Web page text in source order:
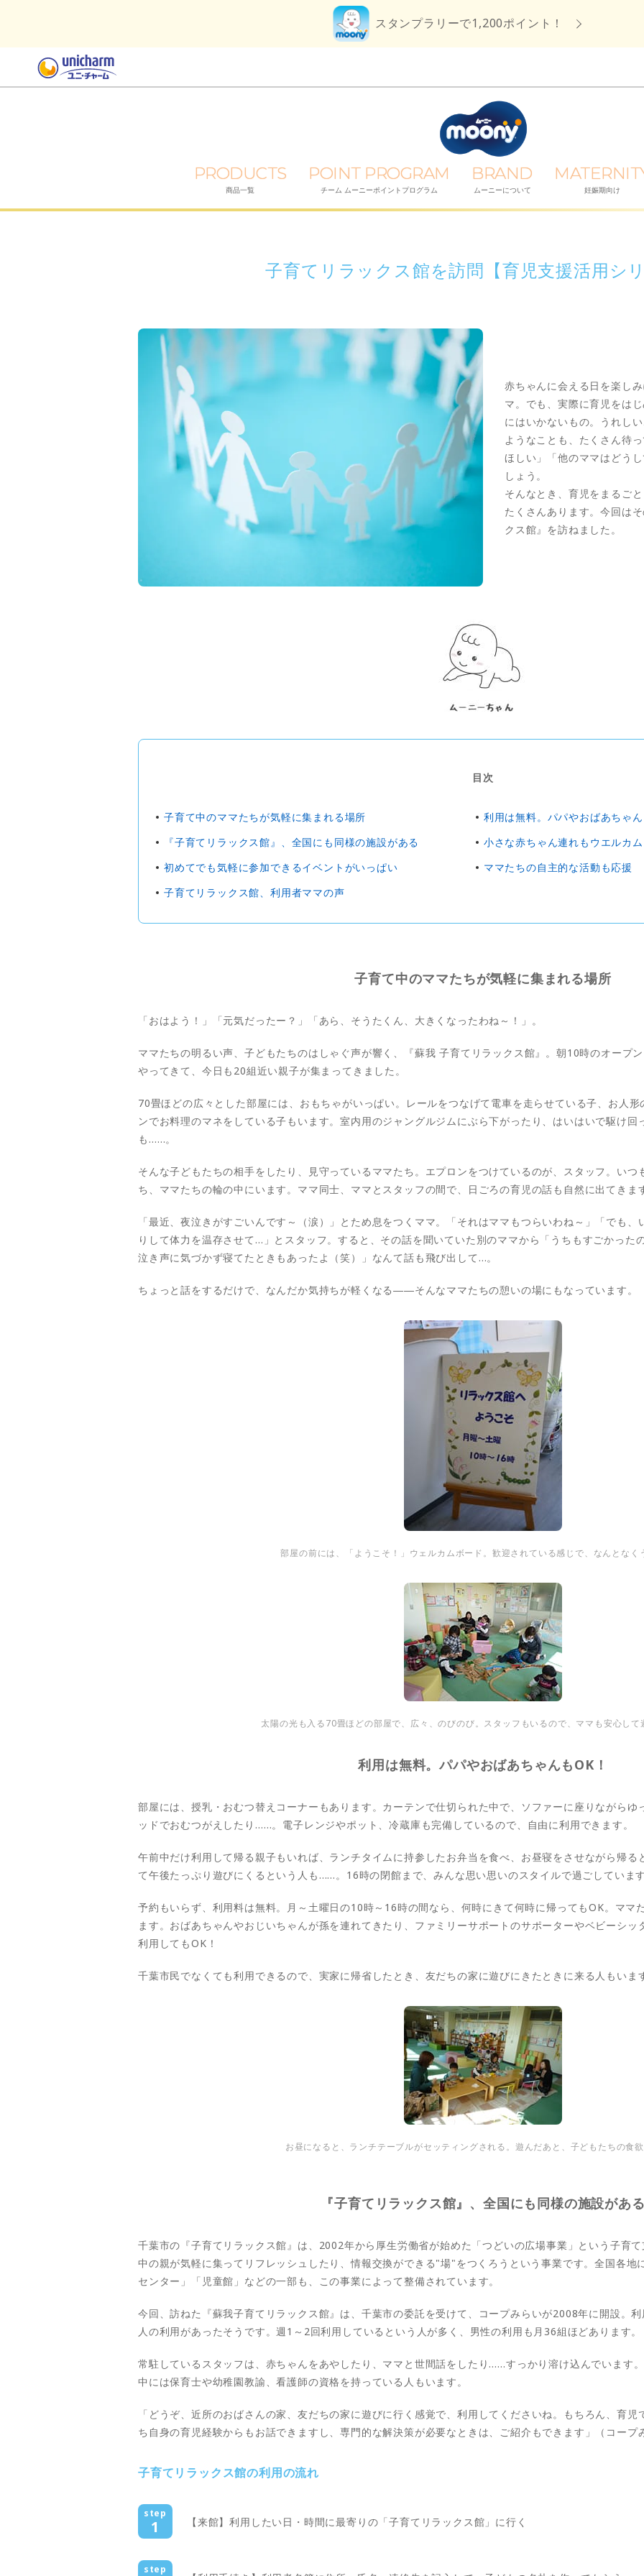
スタンプラリーで1,200ポイント！
PRODUCTS
商品一覧
POINT PROGRAM
チーム ムーニーポイントプログラム
BRAND
ムーニーについて 妊娠期向け
子育てリラックス館を訪問【育児支援活用シ
赤ちゃんに会える日を楽し
マ。でも、実際に育児をは
にはいかないもの。うれし
ようなことも、たくさん待
ほしい」「他のママはどう
しょう。
そんなとき、育児をまるご
たくさんあります。今回は
クス館』を訪ねました。
目次
子育て中のママたちが気軽に集まれる場所
利用は無料。パパやおばあちゃ
『子育てリラックス館』、全国にも同様の施設がある
小さな赤ちゃん連れもウエルカム
初めてでも気軽に参加できるイベントがいっぱい
ママたちの自主的な活動も応援
子育てリラックス館、利用者ママの声
子育て中のママたちが気軽に集まれる場所
「おはよう！」「元気だったー？」「あら、そうたくん、大きくなったわね～！」。
ママたちの明るい声、子どもたちのはしゃぐ声が響く、『蘇我 子育てリラックス館』。朝10時のオープ
やってきて、今日も20組近い親子が集まってきました。
70畳ほどの広々とした部屋には、おもちゃがいっぱい。レールをつなげて電車を走らせている子、お人
ンでお料理のマネをしている子もいます。室内用のジャングルジムにぶら下がったり、はいはいで駆け
も……。
そんな子どもたちの相手をしたり、見守っているママたち。エプロンをつけているのが、スタッフ。い
ち、ママたちの輪の中にいます。ママ同士、ママとスタッフの間で、日ごろの育児の話も自然に出てきま
「最近、夜泣きがすごいんです～（涙）」とため息をつくママ。「それはママもつらいわね～」「でも
りして体力を温存させて…」とスタッフ。すると、その話を聞いていた別のママから「うちもすごかった
泣き声に気づかず寝てたときもあったよ（笑）」なんて話も飛び出して…。
ちょっと話をするだけで、なんだか気持ちが軽くなる――そんなママたちの憩いの場にもなっています。
部屋の前には、「ようこそ！」ウェルカムボード。歓迎されている感じで、なんとなく
太陽の光も入る70畳ほどの部屋で、広々、のびのび。スタッフもいるので、ママも安心して
利用は無料。パパやおばあちゃんもOK！
部屋には、授乳・おむつ替えコーナーもあります。カーテンで仕切られた中で、ソファーに座りながら
ッドでおむつがえしたり……。電子レンジやポット、冷蔵庫も完備しているので、自由に利用できます。
午前中だけ利用して帰る親子もいれば、ランチタイムに持参したお弁当を食べ、お昼寝をさせながら帰
て午後たっぷり遊びにくるという人も……。16時の閉館まで、みんな思い思いのスタイルで過ごしていま
予約もいらず、利用料は無料。月～土曜日の10時～16時の間なら、何時にきて何時に帰ってもOK。ママ
ます。おばあちゃんやおじいちゃんが孫を連れてきたり、ファミリーサポートのサポーターやベビーシ
利用してもOK！
千葉市民でなくても利用できるので、実家に帰省したとき、友だちの家に遊びにきたときに来る人もいま
お昼になると、ランチテーブルがセッティングされる。遊んだあと、子どもたちの食
『子育てリラックス館』、全国にも同様の施設があ
千葉市の『子育てリラックス館』は、2002年から厚生労働省が始めた「つどいの広場事業」という子育
中の親が気軽に集ってリフレッシュしたり、情報交換ができる"場"をつくろうという事業です。全国各地
センター」「児童館」などの一部も、この事業によって整備されています。
今回、訪ねた『蘇我子育てリラックス館』は、千葉市の委託を受けて、コープみらいが2008年に開設。
人の利用があったそうです。週1～2回利用しているという人が多く、男性の利用も月36組ほどあります
常駐しているスタッフは、赤ちゃんをあやしたり、ママと世間話をしたり……すっかり溶け込んでいます
中には保育士や幼稚園教諭、看護師の資格を持っている人もいます。
「どうぞ、近所のおばさんの家、友だちの家に遊びに行く感覚で、利用してくださいね。もちろん、育
ち自身の育児経験からもお話できますし、専門的な解決策が必要なときは、ご紹介もできます」（コープ
子育てリラックス館の利用の流れ
step
1 【来館】利用したい日・時間に最寄りの「子育てリラックス館」に行く
step